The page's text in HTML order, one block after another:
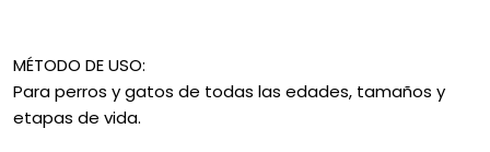
MÉTODO DE USO:
Para perros y gatos de todas las edades, tamaños y
etapas de vida.